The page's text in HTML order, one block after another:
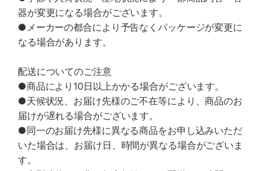
器が変更になる場合がございます。
●メーカーの都合により予告なくパッケージが変更に
なる場合があります。
配送についてのご注意
●商品により10日以上かかる場合がございます。
●天候状況、お届け先様のご不在等により、商品のお
届けが遅れる場合がございます。
●同一のお届け先様に異なる商品をお申し込みいただ
いた場合は、お届け日、時間が異なる場合がございま
す。